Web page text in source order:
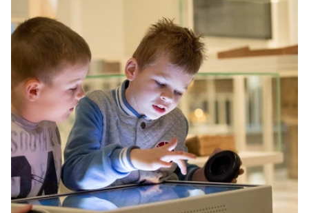
Functionele cookies zijn nodig om de website goed te
laten functioneren. Voor het opslaan van de privacy
voorkeur, het maken van een boeking en dergelijke
acties zijn deze cookies noodzakelijk.
Functionele cookies
Analytische cookies
Met de analyserende cookies doen we kennis op. Deze
informatie gebruiken we om onze sites elke dag weer
een beetje beter te maken. Het bezoekgedrag wordt
anoniem in beeld gebracht. Maakt opslag mogelijk die